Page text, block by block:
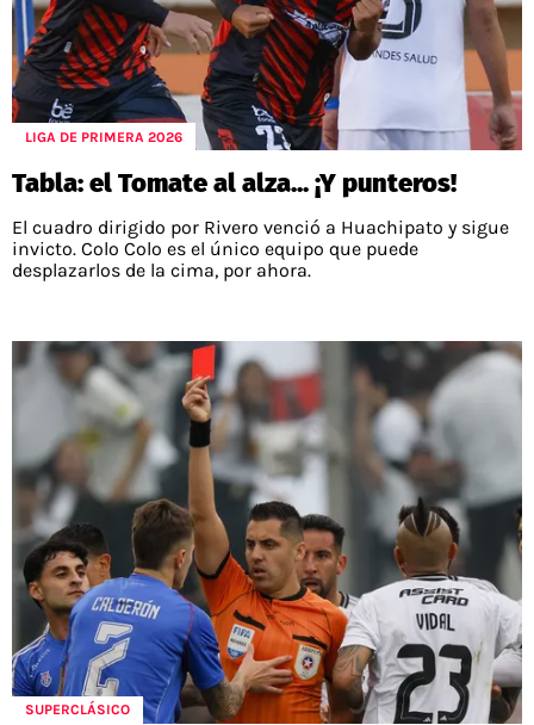
LIGA DE PRIMERA 2026
Tabla: el Tomate al alza... ¡Y punteros!
El cuadro dirigido por Rivero venció a Huachipato y sigue
invicto. Colo Colo es el único equipo que puede
desplazarlos de la cima, por ahora.
SUPERCLÁSICO